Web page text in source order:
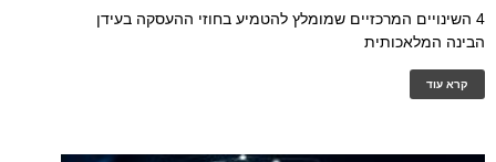
4 השינויים המרכזיים שמומלץ להטמיע בחוזי ההעסקה בעידן
הבינה המלאכותית
קרא עוד